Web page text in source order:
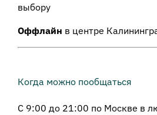
выбору
Оффлайн в центре
Когда можно пообщаться
С 9:00 до 21:00 по Москве в